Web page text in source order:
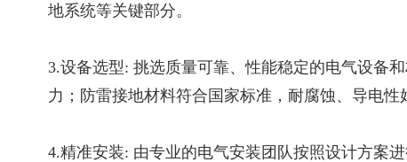
地系统等关键部分。
3.设备选型: 挑选质量可靠、性能稳定的电气设备
力；防雷接地材料符合国家标准，耐腐蚀、导电性
4.精准安装: 由专业的电气安装团队按照设计方案